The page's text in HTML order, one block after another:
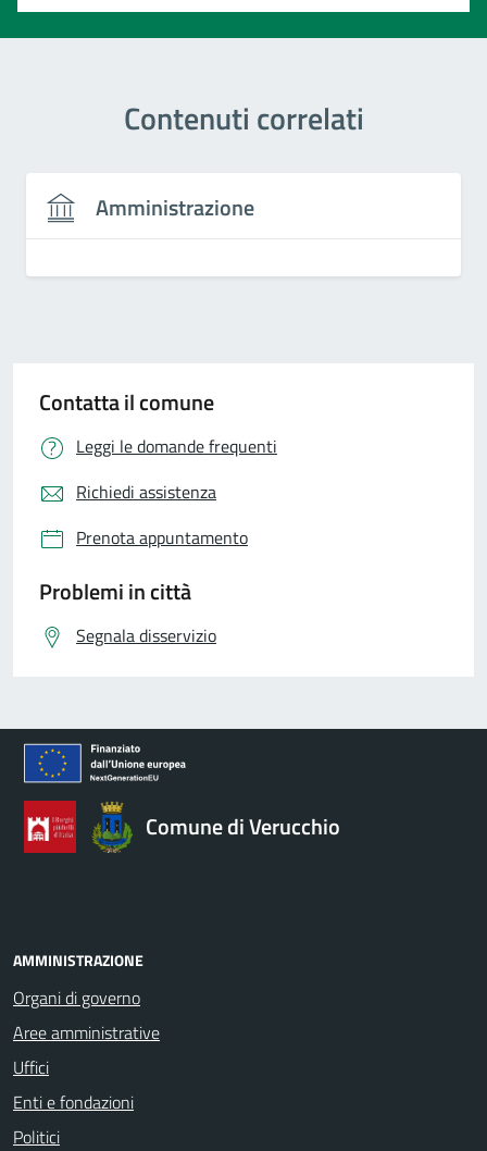
Contenuti correlati
Amministrazione
Contatta il comune
Leggi le domande frequenti
Richiedi assistenza
Prenota appuntamento
Problemi in città
Segnala disservizio
Comune di Verucchio
AMMINISTRAZIONE
Organi di governo
Aree amministrative
Uffici
Enti e fondazioni
Politici